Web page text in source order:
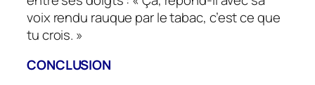
voix rendu rauque par le tabac, c’est ce que
tu crois. »
CONCLUSION